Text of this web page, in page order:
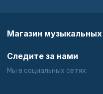
Магазин
Следите за нами
Мы в социальных сетях: